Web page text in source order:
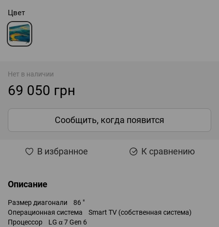
Цвет
Нет в наличии
69 050 грн
Сообщить, когда появится
В избранное К сравнению
Описание
Размер диагонали 86 "
Операционная система Smart TV (собственная система)
Процессор LG α 7 Gen 6